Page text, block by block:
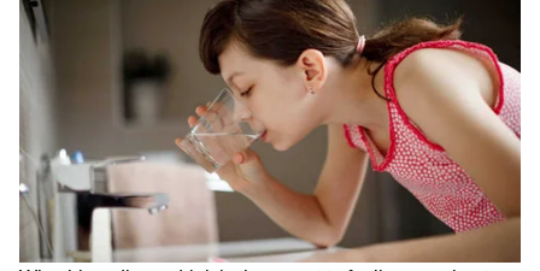
Image Credit :
যারা CAA যারা করেছেন তারা পেলেও
এসআইআর-র যাদের নাম কাটা গিয়েছে তারা